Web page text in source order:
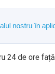
nostru în
24 de ore